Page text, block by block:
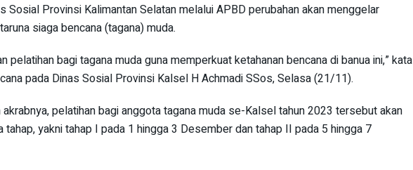
Sosial Provinsi Kalimantan Selatan melalui APBD perubahan akan menggelar
siaga bencana (tagana) muda.
pelatihan bagi tagana muda guna memperkuat ketahanan bencana di banua ini,” kata
pada Dinas Sosial Provinsi Kalsel H Achmadi SSos, Selasa (21/11).
pelatihan bagi anggota tagana muda se-Kalsel tahun 2023 tersebut akan
tahap, yakni tahap I pada 1 hingga 3 Desember dan tahap II pada 5 hingga 7